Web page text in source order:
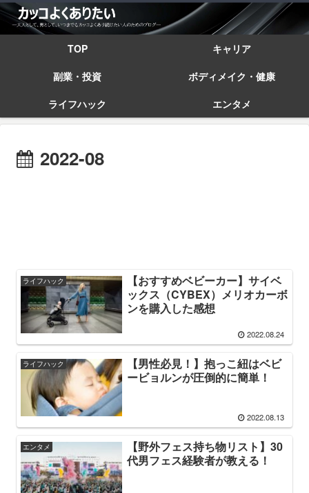
TOP
キャリア
副業・投資
ボディメイク・健康
ライフハック
エンタメ
2022-08
ライフハック
【おすすめベビーカー】サイベ
ックス（CYBEX）メリオカーボ
ンを購入した感想
2022.08.24
ライフハック
【男性必見！】抱っこ紐はベビ
ービョルンが圧倒的に簡単！
2022.08.13
エンタメ
【野外フェス持ち物リスト】30
代男フェス経験者が教える！